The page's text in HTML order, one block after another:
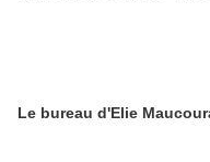
Le bureau d'Elie